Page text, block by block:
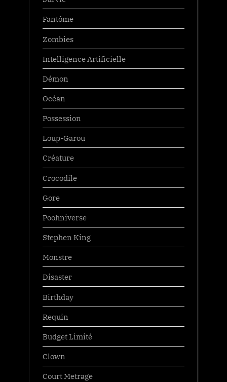
Fantôme
Zombies
Intelligence Artificielle
Démon
Océan
Possession
Loup-Garou
Créature
Crocodile
Gore
Poohniverse
Stephen King
Monstre
Disaster
Birthday
Requin
Budget Limité
Clown
Court Metrage